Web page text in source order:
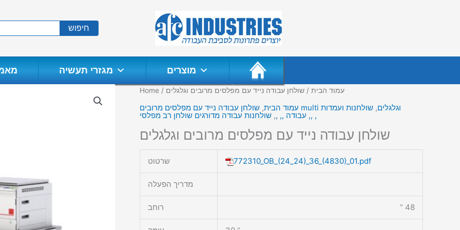
חיפוש
מגזרי תעשיה מוצרים
Home / עמוד הבית / שולחן עבודה נייד עם מפלסים מרובים וגלגלים
עמוד הבית, שולחן עבודה נייד עם מפלסים מרובים multi וגלגלים, שולחנות ועמדות
עבודה ,, ,, שולחנות עבודה מדורגים שולחן רב מפלסי ,, ,
שולחן עבודה נייד עם מפלסים מרובים וגלגלים
שרטוט 772310_OB_(24_24)_36_(4830)_01.pdf
מדריך הפעלה
רוחב 48 “